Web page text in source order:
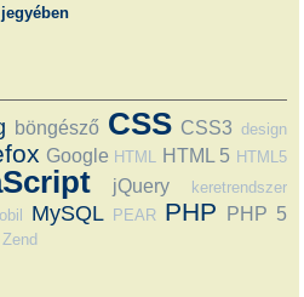
jegyében
böngésző CSS CSS3 design
Google HTML HTML 5 HTML5
jQuery keretrendszer
MySQL PEAR PHP PHP 5
Zend